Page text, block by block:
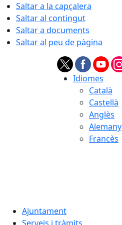
Saltar a la capçalera
Saltar al contingut
Saltar a documents
Saltar al peu de pàgina
Idiomes
Català
Castellà
Anglès
Alemany
Francès
Ajuntament